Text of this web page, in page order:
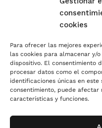
cookies
Para ofrecer las mejores
las cookies para almacenar y/
dispositivo. El consentimiento
procesar datos como el
identificaciones únicas en
consentimiento, puede afectar
características y funciones.
+34 958 251 111